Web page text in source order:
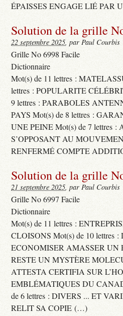
ÉPAISSES ENGAGE LIÉ
Solution de la grille
22 septembre 2025, par Paul Courbis
Grille No 6998 Facile
Dictionnaire
Mot(s) de 11 lettres :
lettres : POPULARITE
9 lettres : PARABOLES
PAYS Mot(s) de 8 lettres :
UNE PEINE Mot(s) de 7 lettres
S’OPPOSANT AU
RENFERMÉ COMPTE
Solution de la grille
21 septembre 2025, par Paul Courbis
Grille No 6997 Facile
Dictionnaire
Mot(s) de 11 lettres :
CLOISONS Mot(s) de 10
ECONOMISER AMASSER UN
RESTE UN MYSTÈRE
ATTESTA CERTIFIA SUR
EMBLÉMATIQUES DU
de 6 lettres : DIVERS ... ET
RELIT SA COPIE (…)